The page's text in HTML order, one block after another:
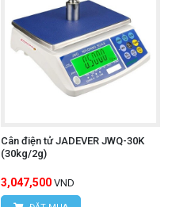
Cân điện tử JADEVER JWQ-30K
(30kg/2g)
3,047,500 VND